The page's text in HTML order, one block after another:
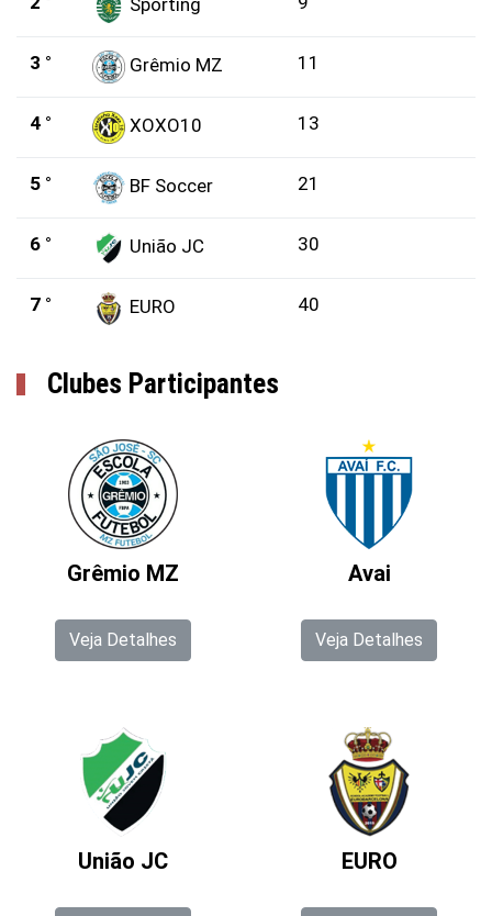
Sporting
3 ° Grêmio MZ 11
4 ° XOXO10 13
5 ° BF Soccer 21
6 ° União JC 30
7 ° EURO 40
Clubes Participantes
Grêmio MZ
Veja Detalhes
Avai
Veja Detalhes
União JC EURO